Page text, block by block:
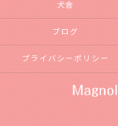
犬舎
ブログ
プライバシーポリシー